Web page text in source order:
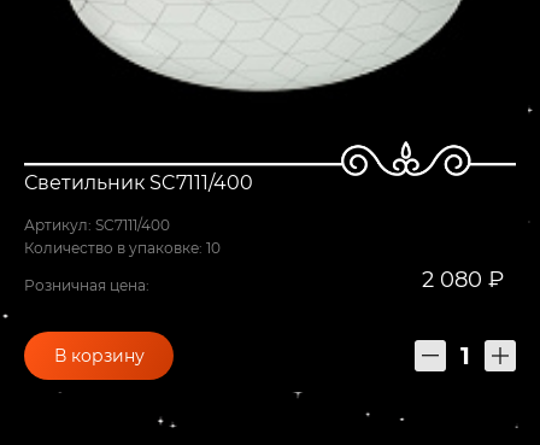
Светильник SC7111/400
Артикул: SC7111/400
Количество в упаковке: 10
Розничная цена: 2 080 ₽
В корзину